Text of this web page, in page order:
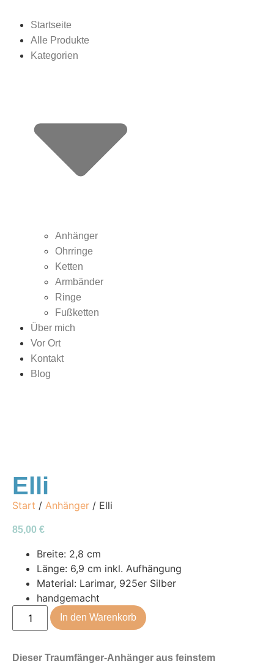
Startseite
Alle Produkte
Kategorien
Anhänger
Ohrringe
Ketten
Armbänder
Ringe
Fußketten
Über mich
Vor Ort
Kontakt
Blog
Elli
Start / Anhänger / Elli
85,00 €
Breite: 2,8 cm
Länge: 6,9 cm inkl. Aufhängung
Material: Larimar, 925er Silber
handgemacht
In den Warenkorb
Dieser Traumfänger-Anhänger aus feinstem